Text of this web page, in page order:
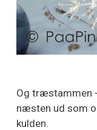
Og træstammen
næsten ud som
kulden.